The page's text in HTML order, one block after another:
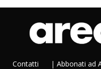
Contatti | Abbonati ad